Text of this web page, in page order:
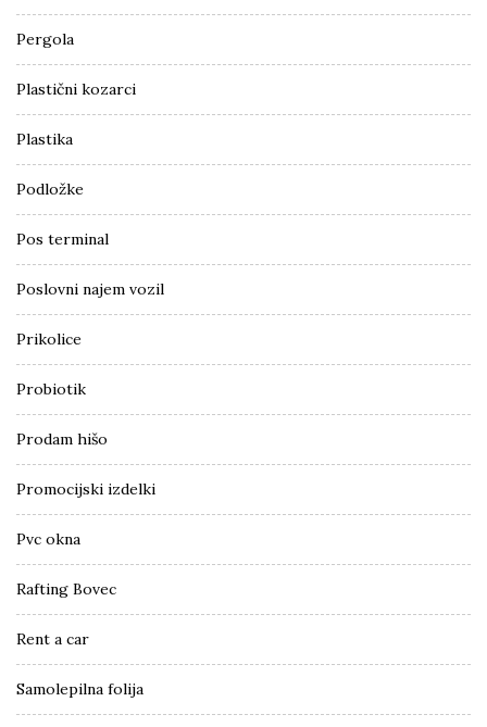
Pergola
Plastični kozarci
Plastika
Podložke
Pos terminal
Poslovni najem vozil
Prikolice
Probiotik
Prodam hišo
Promocijski izdelki
Pvc okna
Rafting Bovec
Rent a car
Samolepilna folija